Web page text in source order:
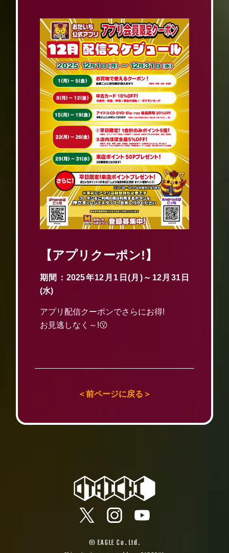
【アプリクーポン!】
期間：2025年12月1日(月)～12月31日
(水)
アプリ配信クーポンでさらにお得!
お見逃しなく～!😗
＜前ページに戻る＞
© EAGLE Co. Ltd.